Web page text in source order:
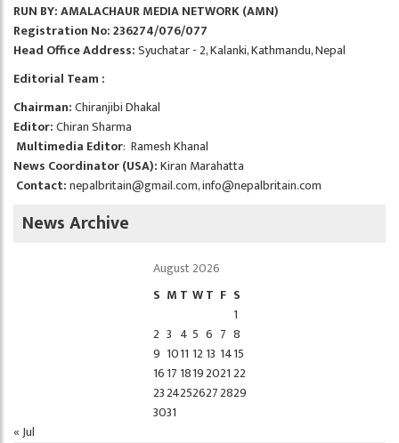
RUN BY: AMALACHAUR MEDIA NETWORK (AMN)
Registration No: 236274/076/077
Head Office Address:Syuchatar - 2, Kalanki, Kathmandu, Nepal
Editorial Team :
Chairman:Chiranjibi Dhakal
Editor:Chiran Sharma
Multimedia Editor: Ramesh Khanal
News Coordinator (USA):Kiran Marahatta
Contact:nepalbritain@gmail.com,info@nepalbritain.com
News Archive
August 2026
S M T WT F S
1
2 3 4 5 6 7 8
9 1011 12 13 1415
1617 1819202122
23242526272829
3031
« Jul